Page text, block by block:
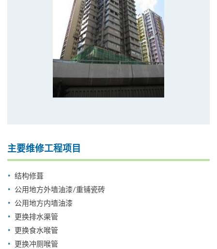
主要维修工程项目
结构修葺
公用地方外墙油漆/重铺瓷砖
公用地方内墙油漆
更换排水渠管
更换食水喉管
更换冲厕喉管